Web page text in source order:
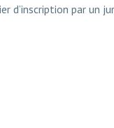
d’inscription par un